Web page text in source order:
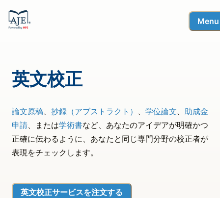
Menu
英文校正
論文原稿 抄録（アブストラクト） 学位論文
助成金
申請 、または学術書など、あなたのアイデアが明確かつ
正確に伝わるように、あなたと同じ専門分野の校正者が
表現をチェックします。
英文校正サービスを注文する